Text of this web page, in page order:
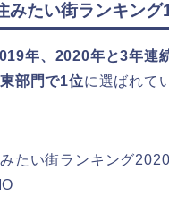
みたい街ランキング
年、2020年と3年連
部門で1位に選ばれて
たい街ランキング